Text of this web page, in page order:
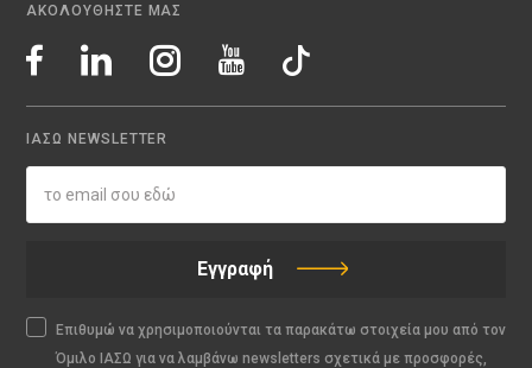
ΑΚΟΛΟΥΘΗΣΤΕ ΜΑΣ
ΙΑΣΩ NEWSLETTER
Εγγραφή
Επιθυμώ να χρησιμοποιούνται τα παρακάτω στοιχεία μου από τον
Όμιλο ΙΑΣΩ για να λαμβάνω newsletters σχετικά με προσφορές,